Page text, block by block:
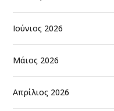
Ιούνιος 2026
Μάιος 2026
Απρίλιος 2026